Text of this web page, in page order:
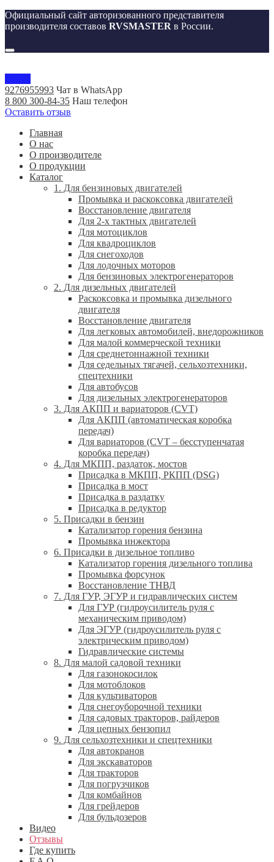
Официальный сайт авторизованного представителя
производителя составов RVSMASTER в России.
9276955993 Чат в WhatsApp
8 800 300-84-35 Наш телефон
Оставить отзыв
Главная
О нас
О производителе
О продукции
Каталог
1. Для бензиновых двигателей
Промывка и раскоксовка двигателей
Восстановление двигателя
Для 2-х тактных двигателей
Для мотоциклов
Для квадроциклов
Для снегоходов
Для лодочных моторов
Для бензиновых электрогенераторов
2. Для дизельных двигателей
Раскоксовка и промывка дизельного
двигателя
Восстановление двигателя
Для легковых автомобилей, внедорожников
Для малой коммерческой техники
Для среднетоннажной техники
Для седельных тягачей, сельхозтехники,
спецтехники
Для автобусов
Для дизельных электрогенераторов
3. Для АКПП и вариаторов (CVT)
Для АКПП (автоматическая коробка
передач)
Для вариаторов (CVT – бесступенчатая
коробка передач)
4. Для МКПП, раздаток, мостов
Присадка в МКПП, РКПП (DSG)
Присадка в мост
Присадка в раздатку
Присадка в редуктор
5. Присадки в бензин
Катализатор горения бензина
Промывка инжектора
6. Присадки в дизельное топливо
Катализатор горения дизельного топлива
Промывка форсунок
Восстановление ТНВД
7. Для ГУР, ЭГУР и гидравлических систем
Для ГУР (гидроусилитель руля с
механическим приводом)
Для ЭГУР (гидроусилитель руля с
электрическим приводом)
Гидравлические системы
8. Для малой садовой техники
Для газонокосилок
Для мотоблоков
Для культиваторов
Для снегоуборочной техники
Для садовых тракторов, райдеров
Для цепных бензопил
9. Для сельхозтехники и спецтехники
Для автокранов
Для экскаваторов
Для тракторов
Для погрузчиков
Для комбайнов
Для грейдеров
Для бульдозеров
Видео
Отзывы
Где купить